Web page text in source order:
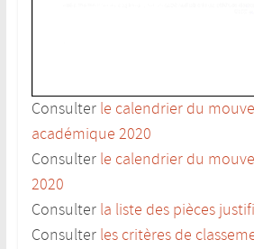
Consulter le calendrier du
académique 2020
Consulter le calendrier du
2020
Consulter la liste des pièces
Consulter les critères de